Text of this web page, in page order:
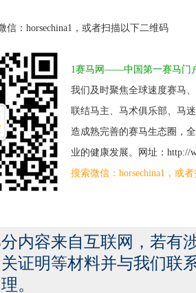
信：horsechina1，或者扫描以下二维码
1赛马网——中国第一赛马门
我们及时聚焦全球速度赛马
联结马主、马术俱乐部、马
造成熟完善的赛马生态圈，
业的健康发展。网址：http://
搜索微信：horsechina1，或
内容来自互联网，若有
证明等材料并与我们联
。